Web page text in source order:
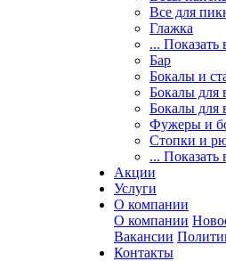
Все для
Глажка
... Показать
Бар
Бокалы и
Бокалы для
Бокалы для
Фужеры и
Стопки и
... Показать
Акции
Услуги
О компании
О компании
Вакансии
Контакты